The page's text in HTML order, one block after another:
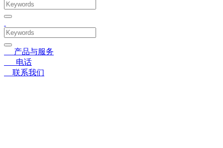
产品与服务
电话
联系我们